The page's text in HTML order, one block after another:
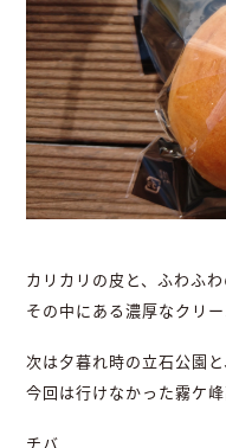
カリカリの皮と、ふわふわ
その中にある濃厚なクリ
次は夕暮れ時の立石公園と
今回は行けなかった霧ケ
チバ